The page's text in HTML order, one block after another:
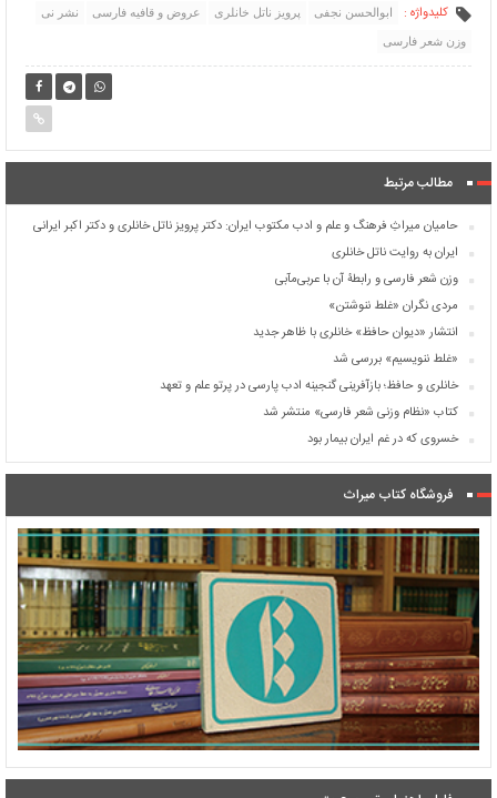
کلیدواژه : ابوالحسن نجفی پرویز ناتل خانلری عروض و قافیه فارسی نشر نی
وزن شعر فارسی
مطالب مرتبط
حامیان میراثِ فرهنگ و علم و ادب مکتوب ایران: دکتر پرویز ناتل خانلری و دکتر اکبر ایرانی
ایران به روایت ناتل خانلری
وزن شعر فارسی و رابطۀ آن با عربی‌مآبی
مردی نگران «غلط ننوشتن»
انتشار «دیوان حافظ» خانلری با ظاهر جدید
«غلط ننویسیم» بررسی شد
خانلری و حافظ؛ بازآفرینی گنجینه ادب پارسی در پرتو علم و تعهد
کتاب «نظام وزنی شعر فارسی» منتشر شد
خسروی كه در غم ایران بیمار بود
فروشگاه کتاب میراث